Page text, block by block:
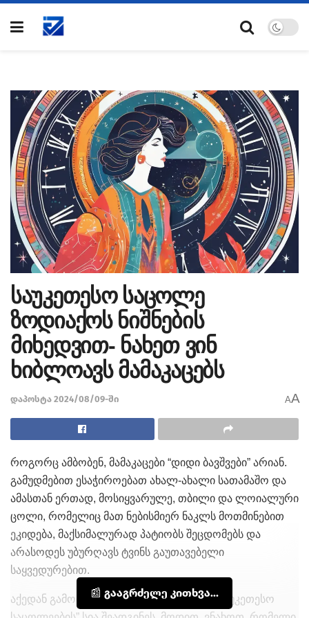
საუკეთესო საცოლე
ზოდიაქოს ნიშნების
მიხედვით- ნახეთ ვინ
ხიბლოავს მამაკაცებს
დაპოსტა 2024/08/09-ში AA
როგორც ამბობენ, მამაკაცები “დიდი ბავშვები” არიან.
გამუდმებით ესაჭიროებათ ახალ-ახალი სათამაშო და
ამასთან ერთად, მოსიყვარულე, თბილი და ლოიალური
ცოლი, რომელიც მათ ნებისმიერ ნაკლს მოთმინებით
ეკიდება, მაქსიმალურად პატიობს შეცდომებს და
არასოდეს უბურღავს ტვინს გაუთავებელი
საყვედურებით.
აქედან გამომდინარე, ასტროლოგებმა “საუკეთესო
📰 გააგრძელე კითხვა...